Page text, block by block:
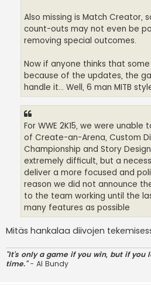
Also missing is Match Creator,
count-outs may not even be
removing special outcomes.
Now if anyone thinks that
because of the updates, the
handle it... Well, 6 man MITB
For WWE 2K15, we were
of Create-an-Arena, Custom
Championship and Story
extremely difficult, but a
deliver a more focused and
reason we did not announce
to the team working until the
many features as possible
Mitäs hankalaa diivojen
"It's only a game if you win, but if you
time."- Al Bundy